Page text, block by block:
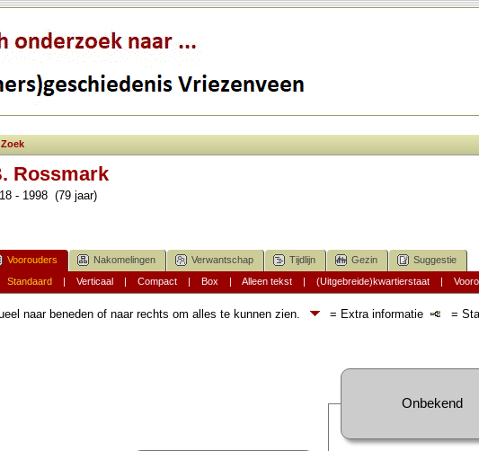
Zoek
Rossmark
- 1998 (79 jaar)
Voorouders Nakomelingen Verwantschap Tijdlijn Gezin Suggestie
Standaard| Verticaal| Compact| Box | Alleen tekst| (Uitgebreide)kwartierstaat|
naar beneden of naar rechts om alles te kunnen zien. = Extra informatie =
Onbekend